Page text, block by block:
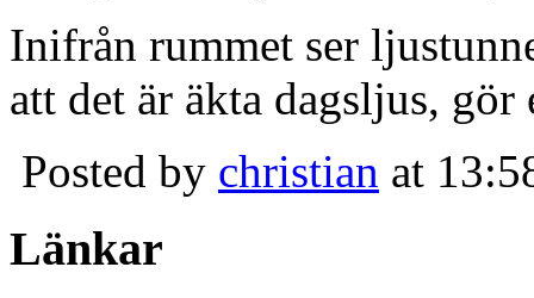
Inifrån rummet ser
att det är äkta dagsljus,
Posted by christian at
Länkar